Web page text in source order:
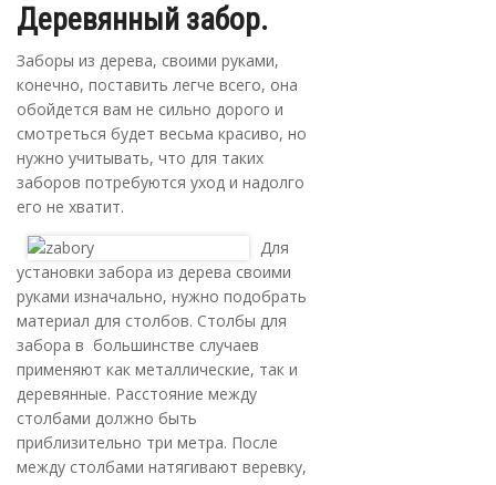
Деревянный забор.
Заборы из дерева, своими руками,
конечно, поставить легче всего, она
обойдется вам не сильно дорого и
смотреться будет весьма красиво, но
нужно учитывать, что для таких
заборов потребуются уход и надолго
его не хватит.
Для
установки забора из дерева своими
руками изначально, нужно подобрать
материал для столбов. Столбы для
забора в большинстве случаев
применяют как металлические, так и
деревянные. Расстояние между
столбами должно быть
приблизительно три метра. После
между столбами натягивают веревку,